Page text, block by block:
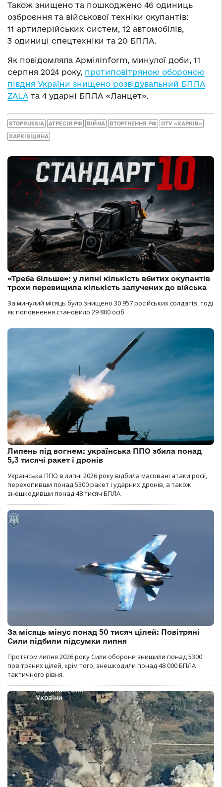
Також знищено та пошкоджено 46 одиниць
озброєння та військової техніки окупантів:
11 артилерійських систем, 12 автомобілів,
3 одиниці спецтехніки та 20 БПЛА.
Як повідомляла АрміяInform, минулої доби, 11
серпня 2024 року, протиповітряною обороною
півдня України знищено розвідувальний БПЛА
ZALA та 4 ударні БПЛА «Ланцет».
STOPRUSSIA АГРЕСІЯ РФ ВІЙНА ВТОРГНЕННЯ РФ ОТУ «ХАРКІВ»
ХАРКІВЩИНА
«Треба більше»: у липні кількість вбитих окупантів
трохи перевищила кількість залучених до війська
За минулий місяць було знищено 30 957 російських солдатів, тоді
як поповнення становило 29 800 осіб.
Липень під вогнем: українська ППО збила понад
5,3 тисячі ракет і дронів
Українська ППО в липні 2026 року відбила масовані атаки росії,
перехопивши понад 5300 ракет і ударних дронів, а також
знешкодивши понад 48 тисяч БПЛА.
За місяць мінус понад 50 тисяч цілей: Повітряні
Сили підбили підсумки липня
Протягом липня 2026 року Cили оборони знищили понад 5300
повітряних цілей, крім того, знешкодили понад 48 000 БПЛА
тактичного рівня.